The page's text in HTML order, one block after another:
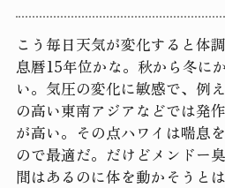
こう毎日天気が変化すると体
息暦15年位かな。秋から冬に
い。気圧の変化に敏感で、例
の高い東南アジアなどでは発
が高い。その点ハワイは喘息
ので最適だ。だけどメンドー
間はあるのに体を動かそうとは